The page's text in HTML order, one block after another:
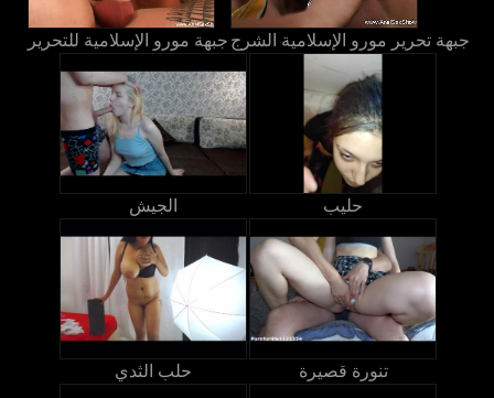
جبهة مورو الإسلامية للتحرير جبهة تحرير مورو الإسلامية الشرج
الجيش حليب
حلب الثدي تنورة قصيرة